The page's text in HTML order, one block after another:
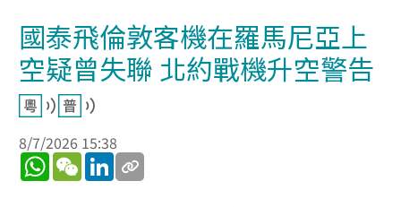
國泰飛倫敦客機在羅馬尼亞上
空疑曾失聯 北約戰機升空警告
8/7/2026 15:38
WhatsApp
WeChatLinkedIn